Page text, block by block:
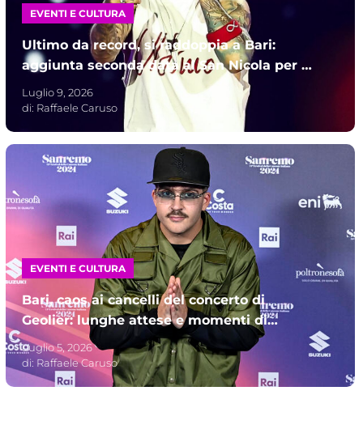
EVENTI E CULTURA
Ultimo da record, si raddoppia a Bari:
aggiunta seconda data al San Nicola per il
tour del 2027
Luglio 9, 2026
di: Raffaele Caruso
EVENTI E CULTURA
Bari, caos ai cancelli del concerto di
Geolier: lunghe attese e momenti di
tensione prima dello show
Luglio 5, 2026
di: Raffaele Caruso